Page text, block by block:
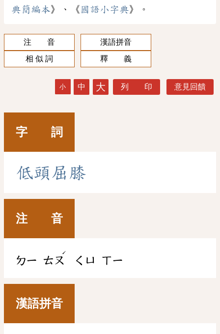
典簡編本》、《 國語小字典》。
注 音
漢語拼音
相 似 詞
釋 義
小 中 大 列 印 意見回饋
字 詞
低頭屈 膝
注 音
ㄉㄧ ㄊㄡ
ˊ
ㄑㄩ ㄒㄧ
漢語拼音